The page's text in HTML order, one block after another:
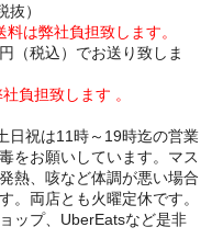
）
は弊社負担致します。
（税込）でお送り致しま
負担致します 。
日祝は11時～19時迄の営業
をお願いしています。マス
熱、咳など体調が悪い場合
。両店とも火曜定休です。
ップ、UberEatsなど是非